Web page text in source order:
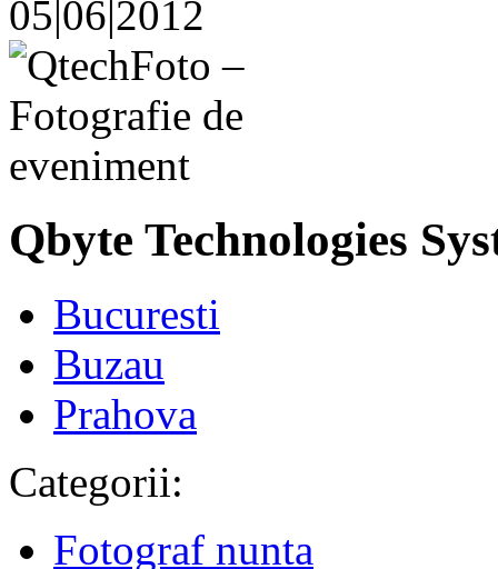
05|06|2012
Qbyte Technologies
Bucuresti
Buzau
Prahova
Categorii:
Fotograf nunta